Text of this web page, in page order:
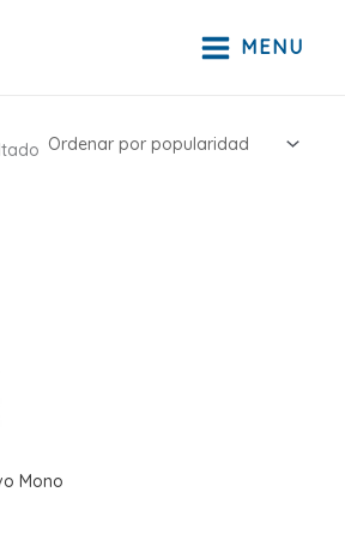
MENU
Mono